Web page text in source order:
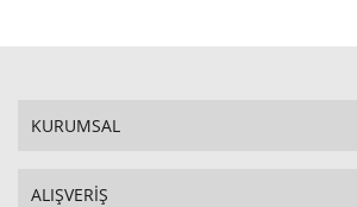
KURUMSAL
ALIŞVERİŞ